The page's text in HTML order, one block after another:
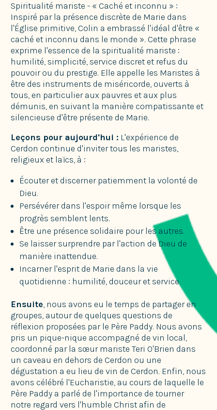
Spiritualité mariste - « Caché et inconnu » :
Inspiré par la présence discrète de Marie dans
l'Église primitive, Colin a embrassé l'idéal d'être «
caché et inconnu dans le monde ». Cette phrase
exprime l'essence de la spiritualité mariste :
humilité, simplicité, service discret et refus du
pouvoir ou du prestige. Elle appelle les Maristes à
être des instruments de miséricorde, ouverts à
tous, en particulier aux pauvres et aux plus
démunis, en suivant la manière compatissante et
silencieuse d'être présente de Marie.
Leçons pour aujourd'hui : L'expérience de
Cerdon continue d'inviter tous les maristes,
religieux et laïcs, à :
Écouter et discerner patiemment la volonté de
Dieu.
Persévérer dans l'espoir même lorsque les
progrès semblent lents.
Être une présence solidaire pour les autres.
Se laisser surprendre par l'action de Dieu de
manière inattendue.
Incarner l'esprit de Marie dans la vie
quotidienne : humilité, douceur et service.
Ensuite, nous avons eu le temps de partager en
groupes, autour de quelques questions de
réflexion proposées par le Père Paddy. Nous avons
pris un pique-nique accompagné de vin local,
coordonné par la sœur mariste Teri O'Brien dans
un caveau en dehors de Cerdon ou une
dégustation a eu lieu de vin de Cerdon. Enfin, nous
avons célébré l'Eucharistie, au cours de laquelle le
Père Paddy a parlé de l'importance de tourner
notre regard vers l'humble Christ afin de